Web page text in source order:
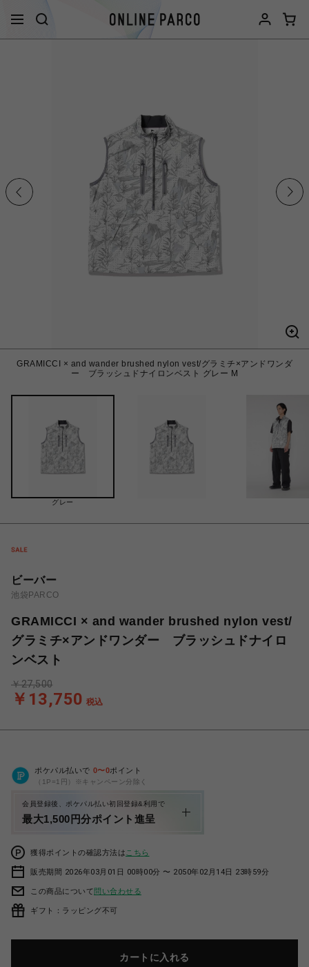
GRAMICCI × and wander brushed nylon vest/グラミチ×アンドワンダ
ー ブラッシュドナイロンベスト グレー M
グレー
ビーバー
池袋PARCO
GRAMICCI × and wander brushed nylon vest/
グラミチ×アンドワンダー ブラッシュドナイロ
ンベスト
￥13,750 税込
￥27,500
ポケパル払いで 0〜0ポイント
（1P=1円）※キャンペーン分除く
会員登録後、ポケパル払い初回登録&利用で
最大1,500円分ポイント進呈
獲得ポイントの確認方法は こちら
販売期間 2026年03月01日 00時00分 〜 2050年02月14日 23時59分
この商品について問い合わせる
ギフト：ラッピング不可
カートに入れる